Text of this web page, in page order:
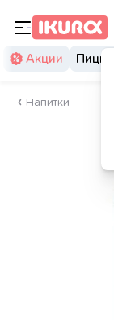
Акции Пицца
Напитки